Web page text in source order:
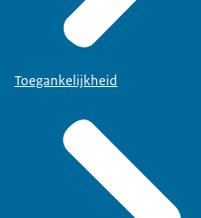
Toegankelijkheid